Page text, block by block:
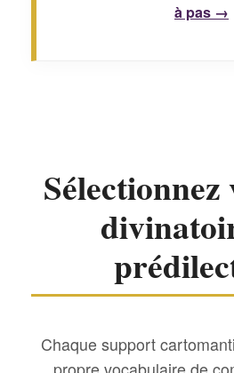
à pas →
Chaque support
propre vocabulaire de